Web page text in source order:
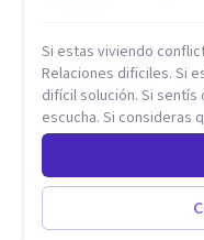
Si estas viviendo
Relaciones dificiles. Si
difícil solución. Si sentís
escucha. Si consideras
comprensión. Si no
sueños, deseos. Si
grave, pero podría
intención es hacer algo con
en comunicarte a fin de